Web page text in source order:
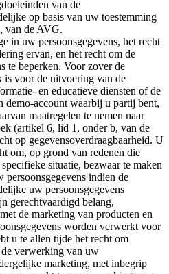
van de
op basis van uw toestemming
van de AVG.
in uw persoonsgegevens, het recht
ervan, en het recht om de
te beperken. Voor zover de
voor de uitvoering van de
en educatieve diensten of de
demo-account waarbij u partij bent,
maatregelen te nemen naar
(artikel 6, lid 1, onder b, van de
op gegevensoverdraagbaarheid. U
om, op grond van redenen die
situatie, bezwaar te maken
persoonsgegevens indien de
uw persoonsgegevens
gerechtvaardigd belang,
de marketing van producten en
worden verwerkt voor
u te allen tijde het recht om
de verwerking van uw
marketing, met inbegrip